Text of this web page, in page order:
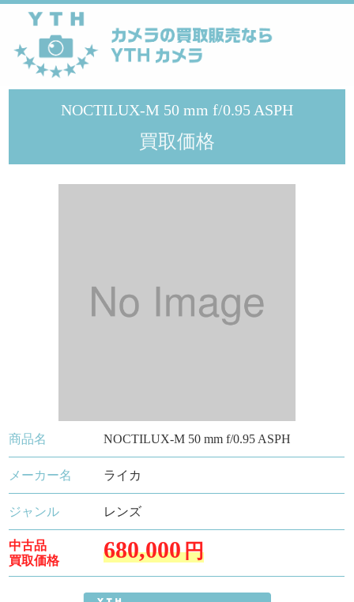
YTHカメラ >
NOCTILUX-M 50 mm f/0.95 ASPH
買取価格
商品名 NOCTILUX-M 50 mm f/0.95 ASPH
メーカー名 ライカ
ジャンル レンズ
中古品
買取価格
680,000円